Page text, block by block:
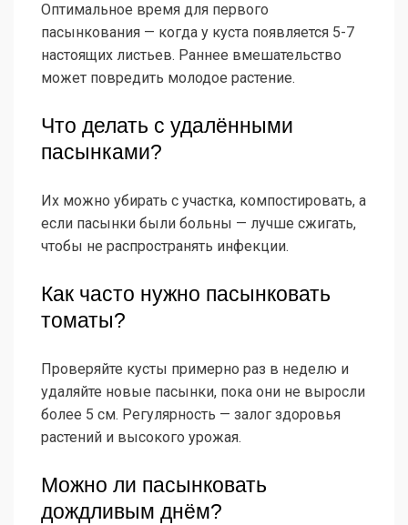
Оптимальное время для первого
пасынкования — когда у куста появляется 5-7
настоящих листьев. Раннее вмешательство
может повредить молодое растение.
Что делать с удалёнными
пасынками?
Их можно убирать с участка, компостировать, а
если пасынки были больны — лучше сжигать,
чтобы не распространять инфекции.
Как часто нужно пасынковать
томаты?
Проверяйте кусты примерно раз в неделю и
удаляйте новые пасынки, пока они не выросли
более 5 см. Регулярность — залог здоровья
растений и высокого урожая.
Можно ли пасынковать
дождливым днём?